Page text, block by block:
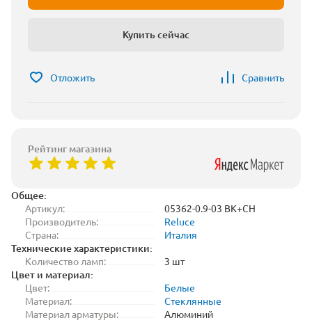
Общее:
Артикул:
05362-0.9-03 BK+CH
Производитель:
Reluce
Страна:
Италия
Технические характеристики:
Количество ламп: 3 шт
Цвет и материал:
Цвет:
Белые
Материал:
Стеклянные
Материал арматуры:
Алюминий
Купить сейчас
Отложить Сравнить
Рейтинг магазина